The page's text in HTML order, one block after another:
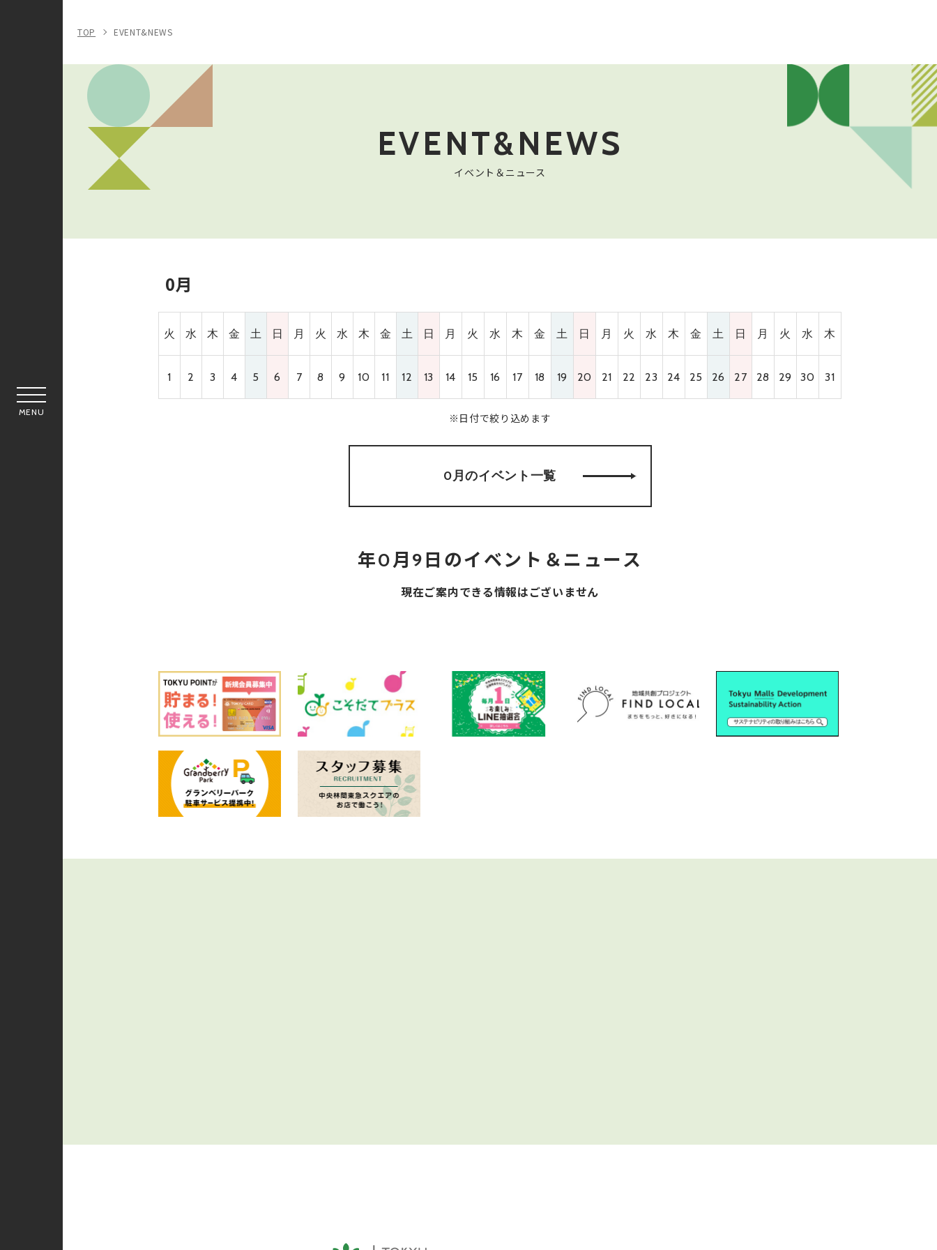
MENU
TOP EVENT&NEWS
EVENT&NEWS
イベント＆ニュース
0月
火 水 木 金 土 日 月 火 水 木 金 土 日 月 火 水 木 金 土 日 月 火 水 木 金 土 日 月 火 水 木
1 2 3 4 5 6 7 8 9 10 11 12 13 14 15 16 17 18 19 20 21 22 23 24 25 26 27 28 29 30 31
※日付で絞り込めます
0月のイベント一覧
年0月9日のイベント＆ニュース
現在ご案内できる情報はございません